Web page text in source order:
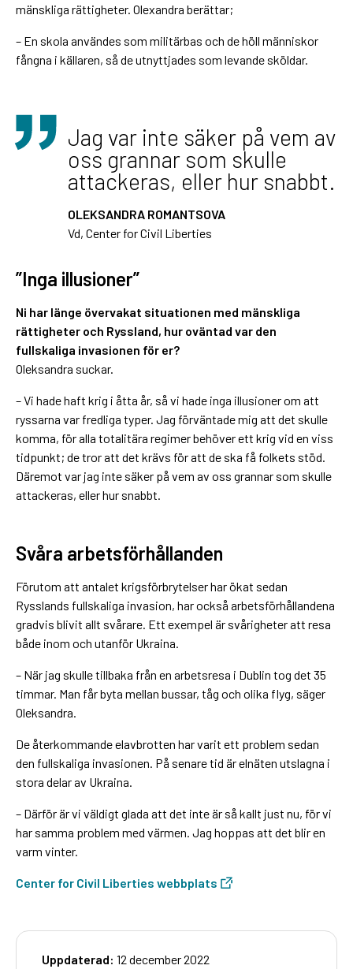
mänskliga rättigheter. Olexandra berättar;
– En skola användes som militärbas och de höll människor
fångna i källaren, så de utnyttjades som levande sköldar.
Jag var inte säker på vem av
oss grannar som skulle
attackeras, eller hur snabbt.
OLEKSANDRA ROMANTSOVA
Vd, Center for Civil Liberties
”Inga illusioner”
Ni har länge övervakat situationen med mänskliga
rättigheter och Ryssland, hur oväntad var den
fullskaliga invasionen för er?
Oleksandra suckar.
– Vi hade haft krig i åtta år, så vi hade inga illusioner om att
ryssarna var fredliga typer. Jag förväntade mig att det skulle
komma, för alla totalitära regimer behöver ett krig vid en viss
tidpunkt; de tror att det krävs för att de ska få folkets stöd.
Däremot var jag inte säker på vem av oss grannar som skulle
attackeras, eller hur snabbt.
Svåra arbetsförhållanden
Förutom att antalet krigsförbrytelser har ökat sedan
Rysslands fullskaliga invasion, har också arbetsförhållandena
gradvis blivit allt svårare. Ett exempel är svårigheter att resa
både inom och utanför Ukraina.
– När jag skulle tillbaka från en arbetsresa i Dublin tog det 35
timmar. Man får byta mellan bussar, tåg och olika flyg, säger
Oleksandra.
De återkommande elavbrotten har varit ett problem sedan
den fullskaliga invasionen. På senare tid är elnäten utslagna i
stora delar av Ukraina.
– Därför är vi väldigt glada att det inte är så kallt just nu, för vi
har samma problem med värmen. Jag hoppas att det blir en
varm vinter.
Center for Civil Liberties webbplats
Uppdaterad: 12 december 2022